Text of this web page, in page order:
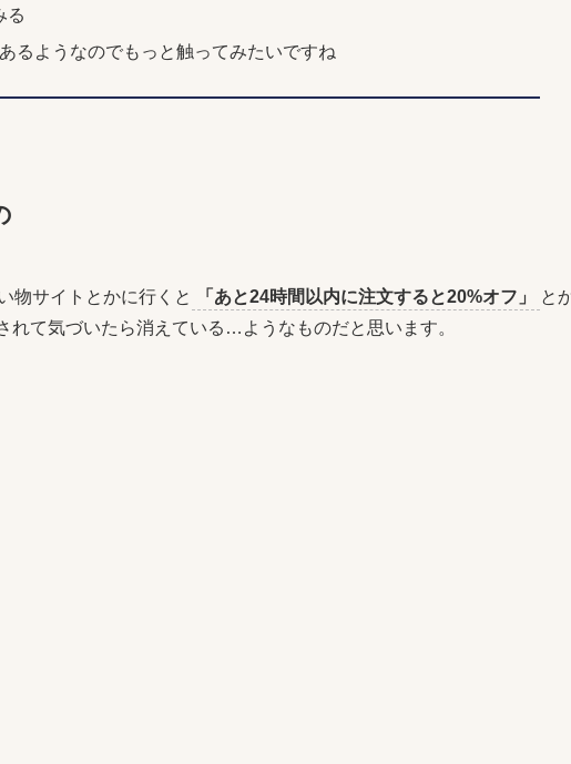
る
るようなのでもっと触ってみたいですね
物サイトとかに行くと 「あと24時間以内に注文すると20%オフ」
と
れて気づいたら消えている…ようなものだと思います。